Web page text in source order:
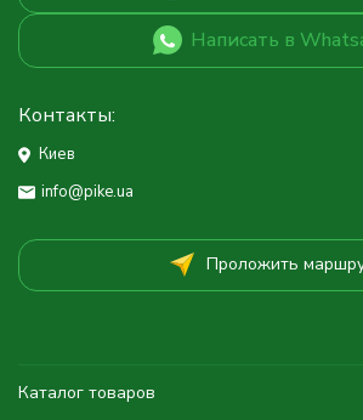
Написать в
Контакты:
Киев
info@pike.ua
Проложить
Каталог товаров